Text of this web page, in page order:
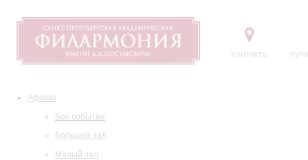
Контакты
Афиша
Все события
Большой зал
Малый зал